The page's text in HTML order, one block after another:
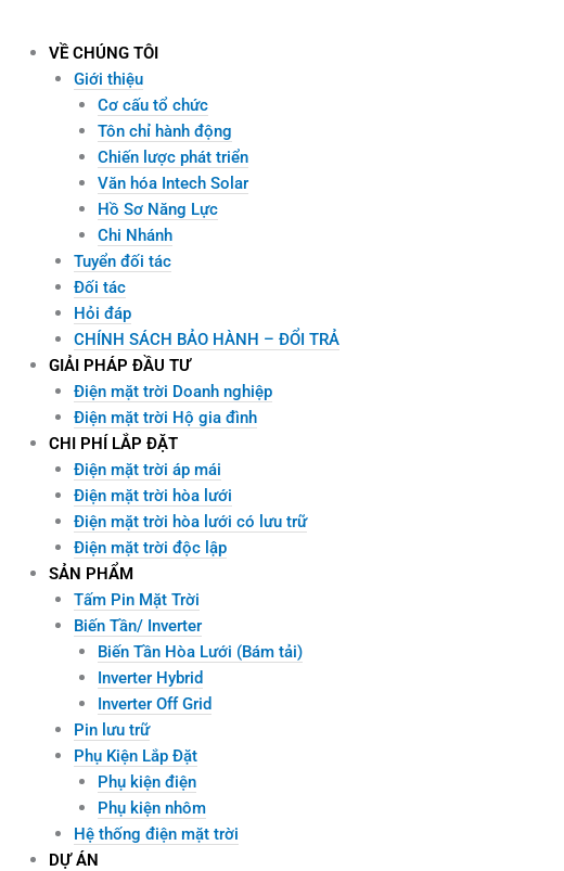
contentVỀ CHÚNG TÔI
Giới thiệu
Cơ cấu tổ chức
Tôn chỉ hành động
Chiến lược phát triển
Văn hóa Intech Solar
Hồ Sơ Năng Lực
Chi Nhánh
Tuyển đối tác
Đối tác
Hỏi đáp
CHÍNH SÁCH BẢO HÀNH – ĐỔI TRẢ
GIẢI PHÁP ĐẦU TƯ
Điện mặt trời Doanh nghiệp
Điện mặt trời Hộ gia đình
CHI PHÍ LẮP ĐẶT
Điện mặt trời áp mái
Điện mặt trời hòa lưới
Điện mặt trời hòa lưới có lưu trữ
Điện mặt trời độc lập
SẢN PHẨM
Tấm Pin Mặt Trời
Biến Tần/ Inverter
Biến Tần Hòa Lưới (Bám tải)
Inverter Hybrid
Inverter Off Grid
Pin lưu trữ
Phụ Kiện Lắp Đặt
Phụ kiện điện
Phụ kiện nhôm
Hệ thống điện mặt trời
DỰ ÁN